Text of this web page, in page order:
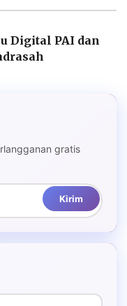
Digital PAI dan
gratis
Kirim